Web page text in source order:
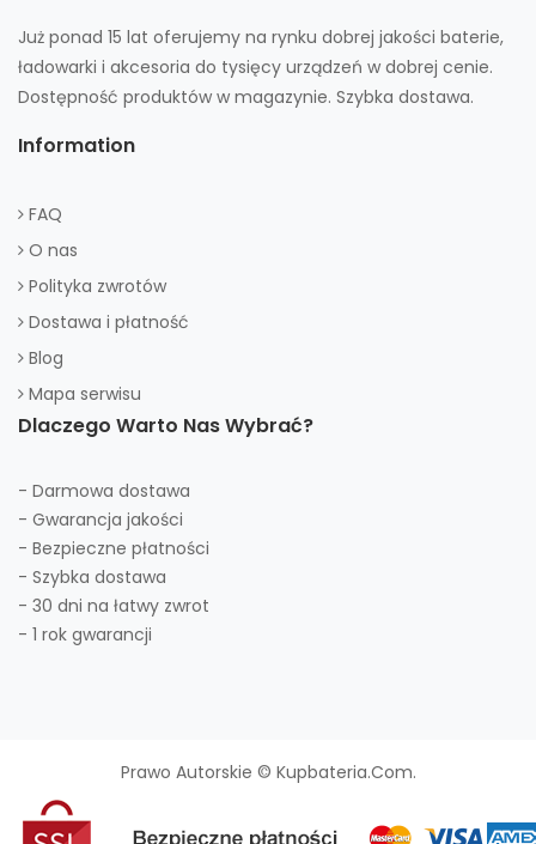
Już ponad 15 lat oferujemy na rynku dobrej jakości baterie,
ładowarki i akcesoria do tysięcy urządzeń w dobrej cenie.
Dostępność produktów w magazynie. Szybka dostawa.
Information
FAQ
O nas
Polityka zwrotów
Dostawa i płatność
Blog
Mapa serwisu
Dlaczego Warto Nas Wybrać?
- Darmowa dostawa
- Gwarancja jakości
- Bezpieczne płatności
- Szybka dostawa
- 30 dni na łatwy zwrot
- 1 rok gwarancji
Prawo Autorskie © Kupbateria.com.